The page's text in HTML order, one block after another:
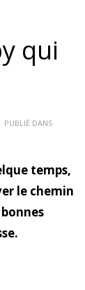
qui
PUBLIÉ DANS
temps,
le chemin